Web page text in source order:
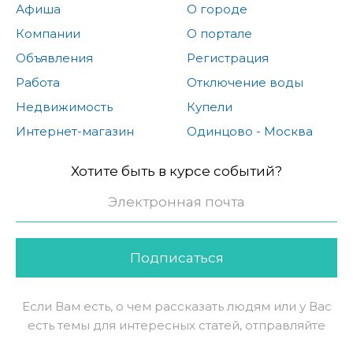
Афиша
Компании
Объявления
Работа
Недвижимость
Интернет-магазин
О городе
О портале
Регистрация
Отключение воды
Купели
Одинцово - Москва
Хотите быть в курсе событий?
Подписаться
Если Вам есть, о чем рассказать людям или у Вас
есть темы для интересных статей, отправляйте